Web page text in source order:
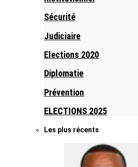
Sécurité
Judiciaire
Elections 2020
Diplomatie
Prévention
ELECTIONS 2025
Les plus récents